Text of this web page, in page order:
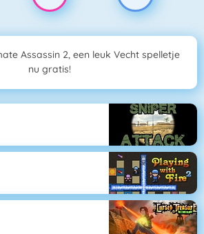
Assassin 2, een leuk Vecht spelletje
nu gratis!